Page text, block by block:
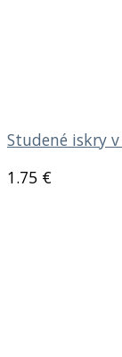
Studené iskry
1.75 €